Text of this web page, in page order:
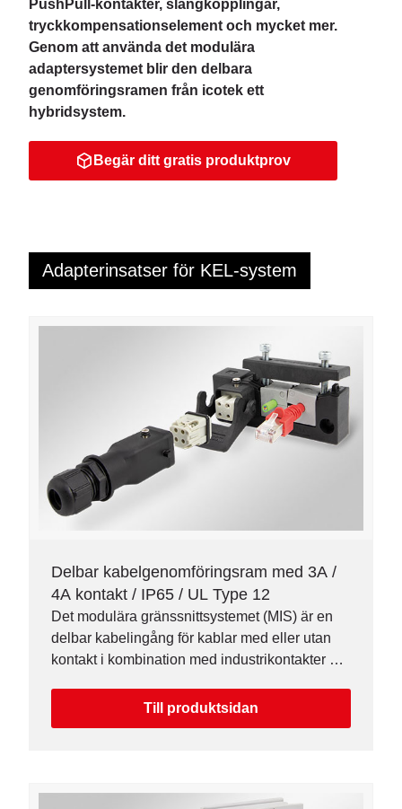
PushPull-kontakter, slangkopplingar,
tryckkompensationselement och mycket mer.
Genom att använda det modulära
adaptersystemet blir den delbara
genomföringsramen från icotek ett
hybridsystem.
Begär ditt gratis produktprov
Adapterinsatser för KEL-system
Delbar kabelgenomföringsram med 3A /
4A kontakt / IP65 / UL Type 12
Det modulära gränssnittsystemet (MIS) är en
delbar kabelingång för kablar med eller utan
kontakt i kombination med industrikontakter 3A
Till produktsidan